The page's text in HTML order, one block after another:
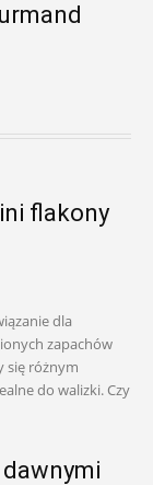
flakony
dla
zapachów
się różnym
do walizki. Czy